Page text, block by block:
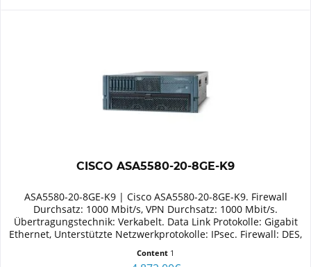
CISCO ASA5580-20-8GE-K9
ASA5580-20-8GE-K9 | Cisco ASA5580-20-8GE-K9. Firewall
Durchsatz: 1000 Mbit/s, VPN Durchsatz: 1000 Mbit/s.
Übertragungstechnik: Verkabelt. Data Link Protokolle: Gigabit
Ethernet, Unterstützte Netzwerkprotokolle: IPsec. Firewall: DES,
Content 1